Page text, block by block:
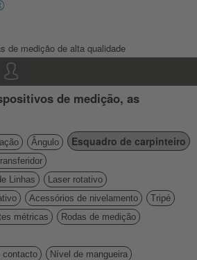
de medição de alta qualidade
de medição, as
Ângulo Esquadro de carpinteiro
Linhas
Laser rotativo
Acessórios de nivelamento
Tripé
métricas
Rodas de medição
contacto
Nível de mangueira